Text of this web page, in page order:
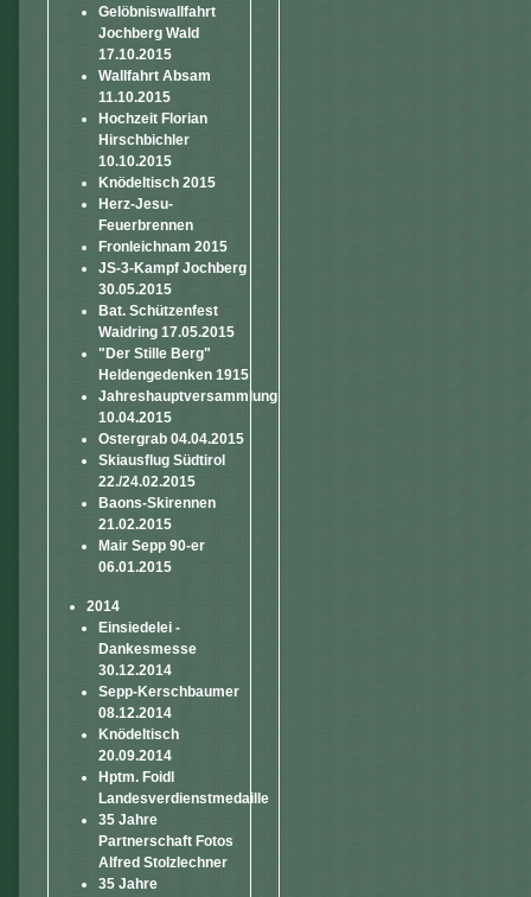
Gelöbniswallfahrt
Jochberg Wald
17.10.2015
Wallfahrt Absam
11.10.2015
Hochzeit Florian
Hirschbichler
10.10.2015
Knödeltisch 2015
Herz-Jesu-
Feuerbrennen
Fronleichnam 2015
JS-3-Kampf Jochberg
30.05.2015
Bat. Schützenfest
Waidring 17.05.2015
"Der Stille Berg"
Heldengedenken 1915
Jahreshauptversammlung
10.04.2015
Ostergrab 04.04.2015
Skiausflug Südtirol
22./24.02.2015
Baons-Skirennen
21.02.2015
Mair Sepp 90-er
06.01.2015
2014
Einsiedelei -
Dankesmesse
30.12.2014
Sepp-Kerschbaumer
08.12.2014
Knödeltisch
20.09.2014
Hptm. Foidl
Landesverdienstmedaille
35 Jahre
Partnerschaft Fotos
Alfred Stolzlechner
35 Jahre